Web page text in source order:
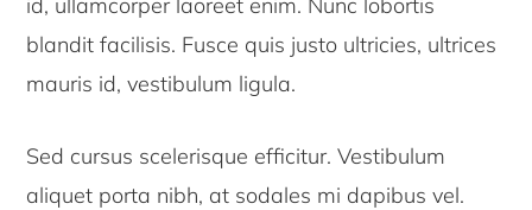
blandit facilisis. Fusce quis justo ultricies, ultrices
mauris id, vestibulum ligula.
Sed cursus scelerisque efficitur. Vestibulum
aliquet porta nibh, at sodales mi dapibus vel.